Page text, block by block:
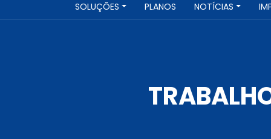
SOLUÇÕES PLANOS NOTÍCIAS